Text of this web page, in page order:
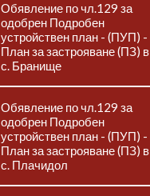
Обявление по чл.129 за
одобрен Подробен
устройствен план - (ПУП) -
План за застрояване (ПЗ) в
с. Бранище
Обявление по чл.129 за
одобрен Подробен
устройствен план - (ПУП) -
План за застрояване (ПЗ) в
с. Плачидол